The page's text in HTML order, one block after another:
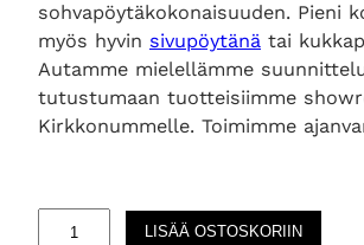
sohvapöytäkokonaisuuden. Pieni
myös hyvin sivupöytänä tai
Autamme mielellämme
tutustumaan tuotteisiimme
Kirkkonummelle. Toimimme
LISÄÄ OSTOSKORIIN